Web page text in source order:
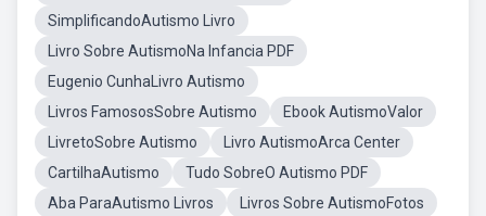
SimplificandoAutismo Livro
Livro Sobre AutismoNa Infancia PDF
Eugenio CunhaLivro Autismo
Livros FamososSobre Autismo
Ebook AutismoValor
LivretoSobre Autismo
Livro AutismoArca Center
CartilhaAutismo
Tudo SobreO Autismo PDF
Aba ParaAutismo Livros
Livros Sobre AutismoFotos